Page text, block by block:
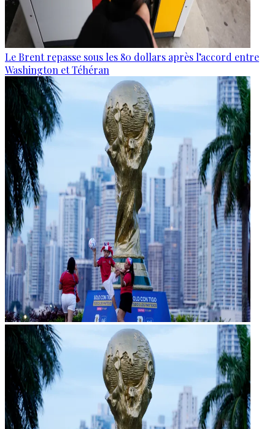
Le Brent repasse sous les 80 dollars après l’accord entre
Washington et Téhéran